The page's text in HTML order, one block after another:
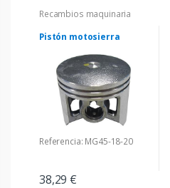
Recambios maquinaria
Pistón motosierra
Referencia: MG45-18-20
38,29 €